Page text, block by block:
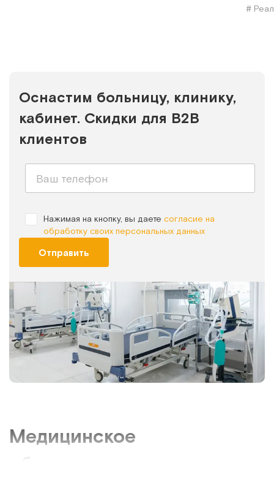
#
Оснастим больницу, клинику,
кабинет. Скидки для B2B
клиентов
Нажимая на кнопку, вы даете согласие на
обработку своих персональных данных
Отправить
Медицинское